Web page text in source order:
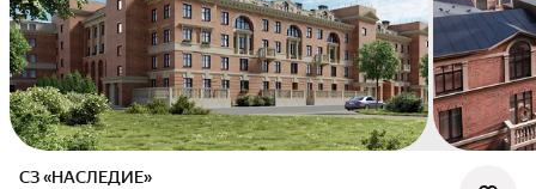
СЗ «НАСЛЕДИЕ»